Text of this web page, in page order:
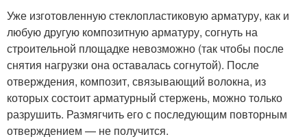
Уже изготовленную стеклопластиковую арматуру, как и
любую другую композитную арматуру, согнуть на
строительной площадке невозможно (так чтобы после
снятия нагрузки она оставалась согнутой). После
отверждения, композит, связывающий волокна, из
которых состоит арматурный стержень, можно только
разрушить. Размягчить его с последующим повторным
отверждением — не получится.